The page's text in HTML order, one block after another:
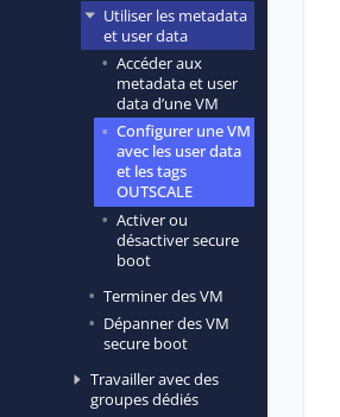
Utiliser les metadata
et user data
Accéder aux
metadata et user
data d’une VM
Configurer une VM
avec les user data
et les tags
OUTSCALE
Activer ou
désactiver secure
boot
Terminer des VM
Dépanner des VM
secure boot
Travailler avec des
groupes dédiés